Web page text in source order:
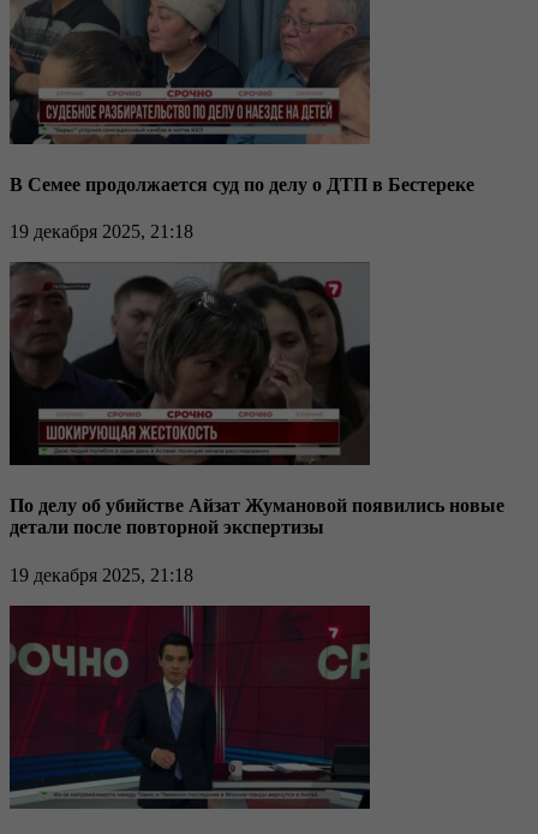
В Семее продолжается суд по делу о ДТП в Бестереке
19 декабря 2025, 21:18
По делу об убийстве Айзат Жумановой появились новые
детали после повторной экспертизы
19 декабря 2025, 21:18